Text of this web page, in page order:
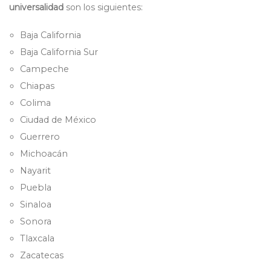
universalidad son los siguientes:
Baja California
Baja California Sur
Campeche
Chiapas
Colima
Ciudad de México
Guerrero
Michoacán
Nayarit
Puebla
Sinaloa
Sonora
Tlaxcala
Zacatecas